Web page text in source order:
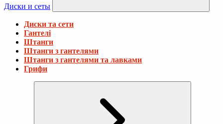
Диски и сеты
Диски та сети
Гантелі
Штанги
Штанги з гантелями
Штанги з гантелями та лавками
Грифи